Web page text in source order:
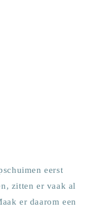
eerst
zitten er vaak al
er daarom een